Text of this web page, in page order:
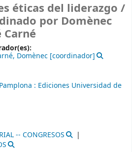
éticas del liderazgo /
por Domènec
Carné
Domènec [coordinador]
Pamplona : Ediciones Universidad de
-- CONGRESOS